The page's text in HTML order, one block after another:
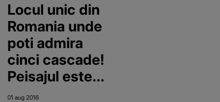
Locul unic din
Romania unde
poti admira
cinci cascade!
Peisajul este
unul care iti
01 aug 2016